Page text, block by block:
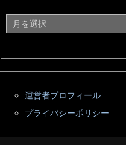
ー
運営者プロフィール
プライバシーポリシー